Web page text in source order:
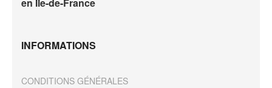
INFORMATIONS
CONDITIONS GÉNÉRALES